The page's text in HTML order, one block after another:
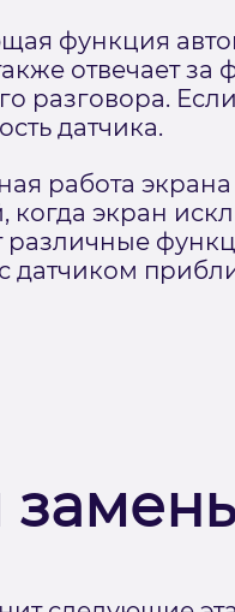
функция
отвечает
разговора.
датчика.
работа
когда экран
различные
датчиком